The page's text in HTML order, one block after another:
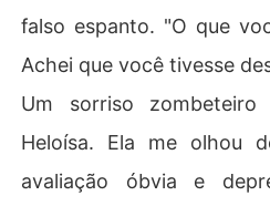
falso espanto. "O que
Achei que você tivesse
Um sorriso
Heloísa. Ela me olhou
avaliação óbvia e